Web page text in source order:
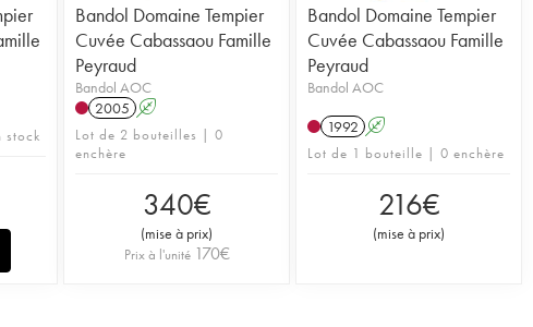
stock
Bandol Domaine Tempier
Cuvée Cabassaou Famille
Peyraud
Bandol AOC
2005 A
Lot de 2 bouteilles | 0
enchère
340€
(mise à prix)
Prix à l'unité 170€
Bandol Domaine Tempier
Cuvée Cabassaou Famille
Peyraud
Bandol AOC
1992 A
Lot de 1 bouteille | 0 enchère
216€
(mise à prix)